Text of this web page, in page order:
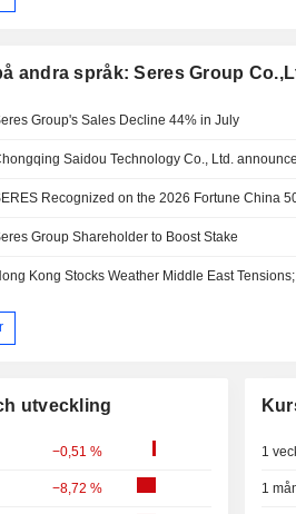
andra språk: Seres Group
Group's Sales Decline 44% in July
Group Shareholder to Boost Stake
Kong Stocks Weather Middle East
utveckling
−0,51 %
−8,72 %
1
1